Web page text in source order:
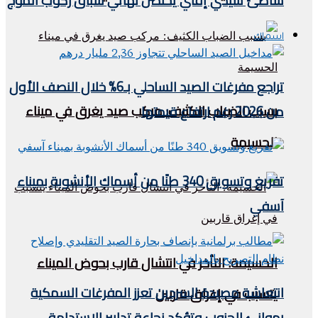
بسبب الضباب الكثيف: مركب صيد يغرق في ميناء
الحسيمة
الحسيمة: التأخر في انتشال قارب بحوض الميناء
يتسبب في إغراق قاربين
اسماك
تراجع مفرغات الصيد الساحلي بـ6% خلال النصف الأول
من 2026 رغم ارتفاع قيمتها
تفريغ وتسويق 340 طنًا من أسماك الأنشوبة بميناء
آسفي
انتعاشة مصيدة السردين تعزز المفرغات السمكية